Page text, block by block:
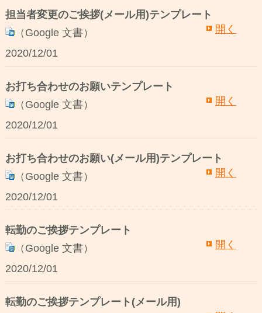
担当者変更のご挨拶(メール用)テンプレート
（Google 文書）
開く
2020/12/01
お打ち合わせのお願いテンプレート
（Google 文書）
開く
2020/12/01
お打ち合わせのお願い(メール用)テンプレート
（Google 文書）
開く
2020/12/01
転勤のご挨拶テンプレート
（Google 文書）
開く
2020/12/01
転勤のご挨拶テンプレート(メール用)